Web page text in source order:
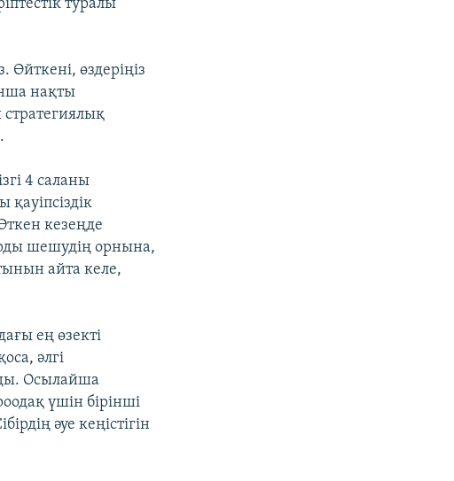
туралы”
Өйткені, өздеріңіз
нақты
стратегиялық
4 саланы
кезеңде
шешудің орнына,
айта келе,
ең өзекті
әлгі
Осылайша
үшін бірінші
әуе кеңістігін